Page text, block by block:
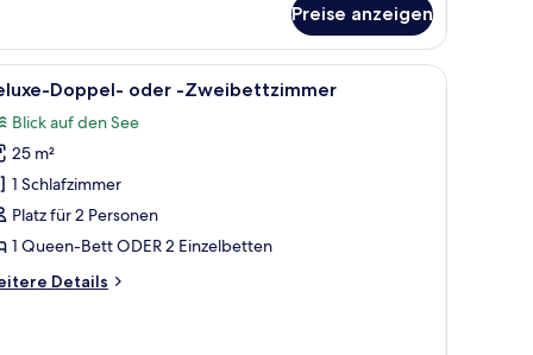
Preise anzeigen
Nachttischen, einem Spiegel und einer Holztür.Ein Schlafzimmer mit einem großen Bett,
4 Doppel- oder -Zweibettzimmer
Blick auf den See
25 m²
1 Schlafzimmer
Platz für 2 Personen
1 Queen-Bett ODER 2 Einzelbetten
Details